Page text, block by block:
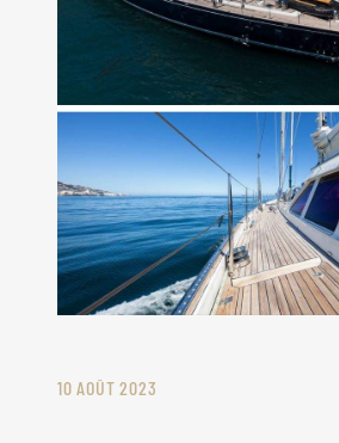
10 AOÛT 2023